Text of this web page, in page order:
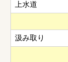
上水道
汲み取り